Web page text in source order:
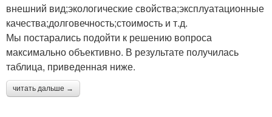
внешний вид;экологические свойства;эксплуатационные
качества;долговечность;стоимость и т.д.
Мы постарались подойти к решению вопроса
максимально объективно. В результате получилась
таблица, приведенная ниже.
читать дальше →